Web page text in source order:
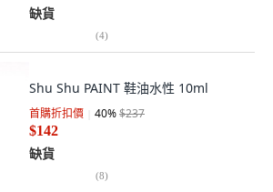
缺貨
(4)
Shu Shu PAINT 鞋油水性 10ml
首購折扣價 40%$237
$142
缺貨
(8)